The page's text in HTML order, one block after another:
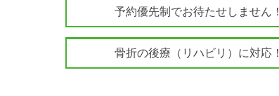
予約優先制でお待たせしません！
骨折の後療（リハビリ）に対応！